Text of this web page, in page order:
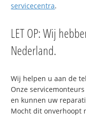
servicecentra.
LET OP: Wij
Nederland.
Wij helpen u aan de
Onze
en kunnen uw
Mocht dit onverhoopt